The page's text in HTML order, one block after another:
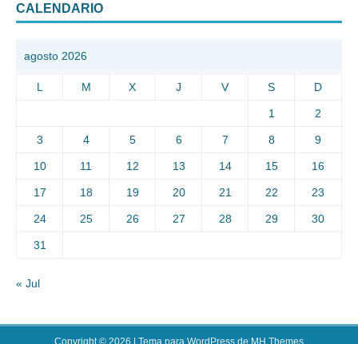
CALENDARIO
agosto 2026
L M X J V S D
1 2
3 4 5 6 7 8 9
10 11 12 13 14 15 16
17 18 19 20 21 22 23
24 25 26 27 28 29 30
31
« Jul
Copyright © 2026 | Tema para WordPress de MH Themes